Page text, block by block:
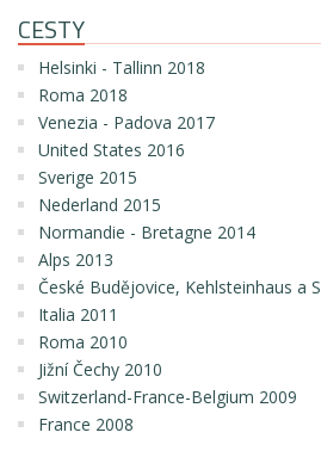
CESTY
Helsinki - Tallinn 2018
Roma 2018
Venezia - Padova 2017
United States 2016
Sverige 2015
Nederland 2015
Normandie - Bretagne 2014
Alps 2013
České Budějovice, Kehlsteinhaus a
Italia 2011
Roma 2010
Jižní Čechy 2010
Switzerland-France-Belgium 2009
France 2008